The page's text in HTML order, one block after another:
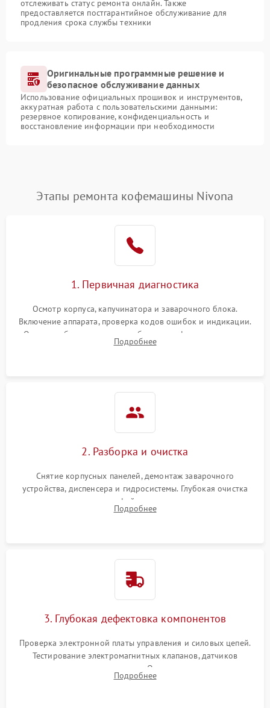
отслеживать статус ремонта онлайн. Также
предоставляется постгарантийное обслуживание для
продления срока службы техники
Оригинальные программные решение и
безопасное обслуживание данных
Использование официальных прошивок и инструментов,
аккуратная работа с пользовательскими данными:
резервное копирование, конфиденциальность и
восстановление информации при необходимости
Этапы ремонта кофемашины Nivona
1. Первичная диагностика
Осмотр корпуса, капучинатора и заварочного блока.
Включение аппарата, проверка кодов ошибок и индикации.
Оценка работы помпы, термоблока и кофемолки на слух.
Измерение температуры и давления воды для выявления
Подробнее
2. Разборка и очистка
Снятие корпусных панелей, демонтаж заварочного
устройства, диспенсера и гидросистемы. Глубокая очистка
внутренних узлов от кофейных масел, жмыха и накипи.
Промывка дренажных каналов и фильтров с использованием
Подробнее
3. Глубокая дефектовка компонентов
Проверка электронной платы управления и силовых цепей.
Тестирование электромагнитных клапанов, датчиков
температуры и расходомера. Оценка степени износа
жерновов кофемолки, уплотнительных колец гидросистемы
Подробнее